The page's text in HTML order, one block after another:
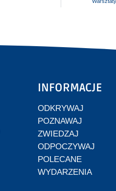
INFORMACJE
ODKRYWAJ
POZNAWAJ
ZWIEDZAJ
ODPOCZYWAJ
POLECANE
WYDARZENIA